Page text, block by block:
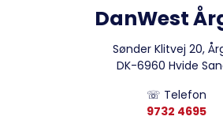
DanWest
Sønder Klitvej 20,
DK-6960 Hvide
☏ Telefon
9732 4695